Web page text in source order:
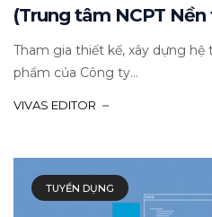
(Trung tâm NCPT
Tham gia thiết kế, xây dựng
phẩm của Công ty...
VIVAS EDITOR
TUYỂN DỤNG